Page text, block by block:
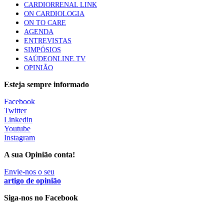
CARDIORRENAL LINK
ON CARDIOLOGIA
ON TO CARE
AGENDA
ENTREVISTAS
SIMPÓSIOS
SAÚDEONLINE.TV
OPINIÃO
Esteja sempre informado
Facebook
Twitter
Linkedin
Youtube
Instagram
A sua Opinião conta!
Envie-nos o seu
artigo de opinião
Siga-nos no Facebook